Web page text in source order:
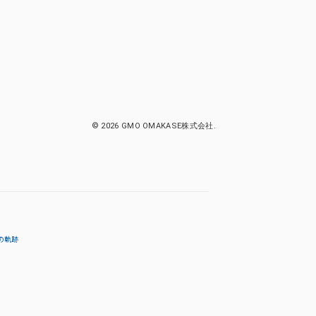
© 2026 GMO OMAKASE株式会社.
軌跡